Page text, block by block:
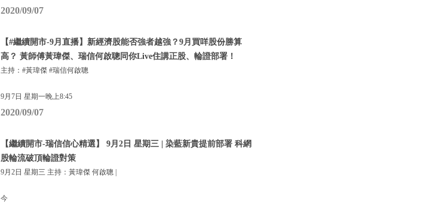
2020/09/07
【#繼續開市-9月直播】新經濟股能否強者越強？9月買咩股份勝算
高？ 黃師傅黃瑋傑、瑞信何啟聰同你Live住講正股、輪證部署！
主持：#黃瑋傑 #瑞信何啟聰
9月7日 星期一晚上8:45
2020/09/07
【繼續開市-瑞信信心精選】 9月2日 星期三 | 染藍新貴提前部署 科網
股輪流破頂輪證對策
9月2日 星期三 主持：黃瑋傑 何啟聰 |
今